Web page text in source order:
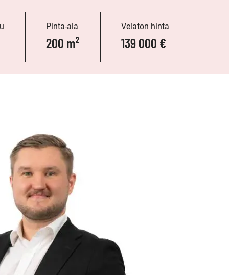
Pinta-ala
200 m²
Velaton hinta
139 000 €